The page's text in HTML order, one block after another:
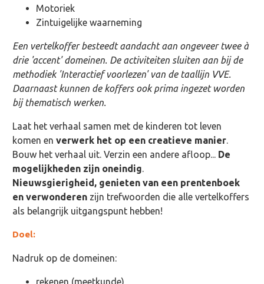
Motoriek
Zintuigelijke waarneming
Een vertelkoffer besteedt aandacht aan ongeveer twee à
drie 'accent' domeinen. De activiteiten sluiten aan bij de
methodiek 'Interactief voorlezen' van de taallijn VVE.
Daarnaast kunnen de koffers ook prima ingezet worden
bij thematisch werken.
Laat het verhaal samen met de kinderen tot leven
komen en verwerk het op een creatieve manier.
Bouw het verhaal uit. Verzin een andere afloop... De
mogelijkheden zijn oneindig
Nieuwsgierigheid, genieten van een prentenboek
en verwonderenzijn trefwoorden die alle vertelkoffers
als belangrijk uitgangspunt hebben!
Doel:
Nadruk op de domeinen:
rekenen (meetkunde)